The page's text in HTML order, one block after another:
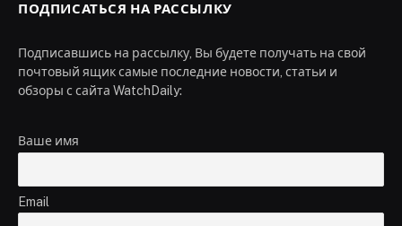
ПОДПИСАТЬСЯ НА РАССЫЛКУ
Подписавшись на рассылку, Вы будете получать на свой
почтовый ящик самые последние новости, статьи и
обзоры с сайта WatchDaily:
Ваше имя
Email